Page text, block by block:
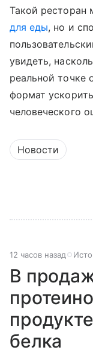
Такой ресторан
для еды, но и
увидеть,
реальной точке
формат
человеческого
Новости
12 часов назад
В
белка